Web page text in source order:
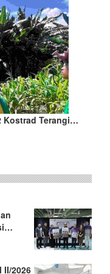
Kostrad Terangi…
II/2026